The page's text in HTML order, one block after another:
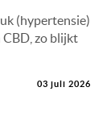
(hypertensie)
CBD, zo blijkt
03 juli 2026